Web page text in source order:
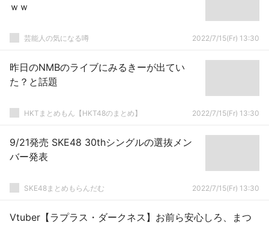
ｗｗ
芸能人の気になる噂 2022/7/15(Fr) 13:30
昨日のNMBのライブにみるきーが出てい
た？と話題
HKTまとめもん【HKT48のまとめ】 2022/7/15(Fr) 13:30
9/21発売 SKE48 30thシングルの選抜メン
バー発表
SKE48まとめもらんだむ 2022/7/15(Fr) 13:30
Vtuber【ラプラス・ダークネス】お前ら安心しろ、まつ